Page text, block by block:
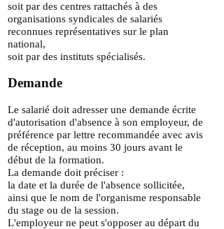
soit par des centres rattachés à des
organisations syndicales de salariés
reconnues représentatives sur le plan
national,
soit par des instituts spécialisés.
Demande
Le salarié doit adresser une demande écrite
d'autorisation d'absence à son employeur, de
préférence par lettre recommandée avec avis
de réception, au moins 30 jours avant le
début de la formation.
La demande doit préciser :
la date et la durée de l'absence sollicitée,
ainsi que le nom de l'organisme responsable
du stage ou de la session.
L'employeur ne peut s'opposer au départ du